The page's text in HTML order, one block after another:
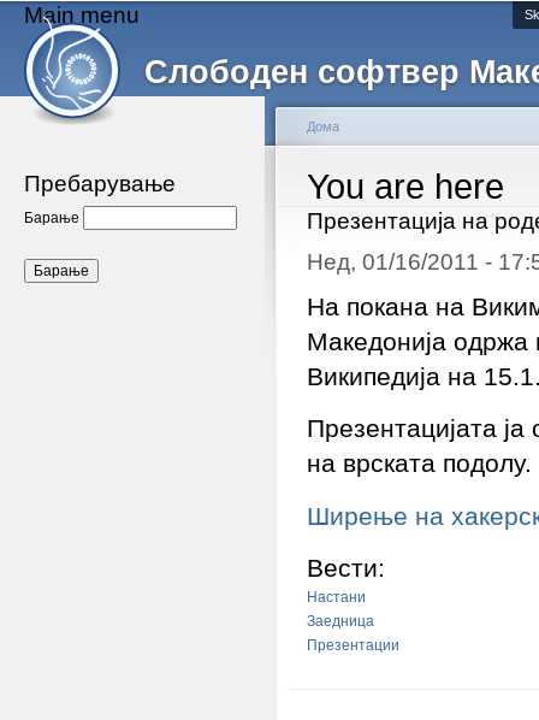
Слободен софтвер
Main menu
Пребарување
Барање
You are here
Дома
Презентација на
Нед, 01/16/2011 -
На покана на
Македонија одржа
Википедија на
Презентацијата
на врската подолу.
Ширење на
Вести:
Настани
Заедница
Презентации